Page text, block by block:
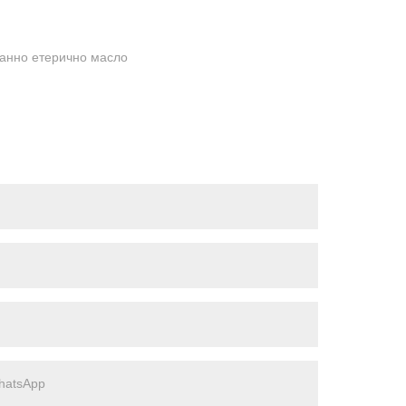
етерично масло